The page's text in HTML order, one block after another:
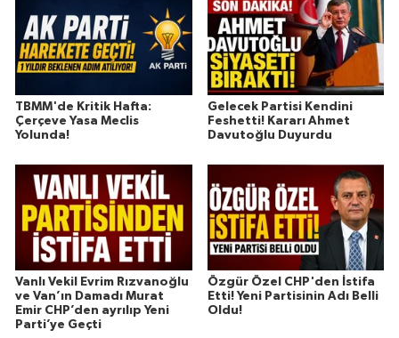
TBMM'de Kritik Hafta:
Çerçeve Yasa Meclis
Yolunda!
Gelecek Partisi Kendini
Feshetti! Kararı Ahmet
Davutoğlu Duyurdu
Vanlı Vekil Evrim Rızvanoğlu
ve Van’ın Damadı Murat
Emir CHP’den ayrılıp Yeni
Parti’ye Geçti
Özgür Özel CHP'den İstifa
Etti! Yeni Partisinin Adı Belli
Oldu!